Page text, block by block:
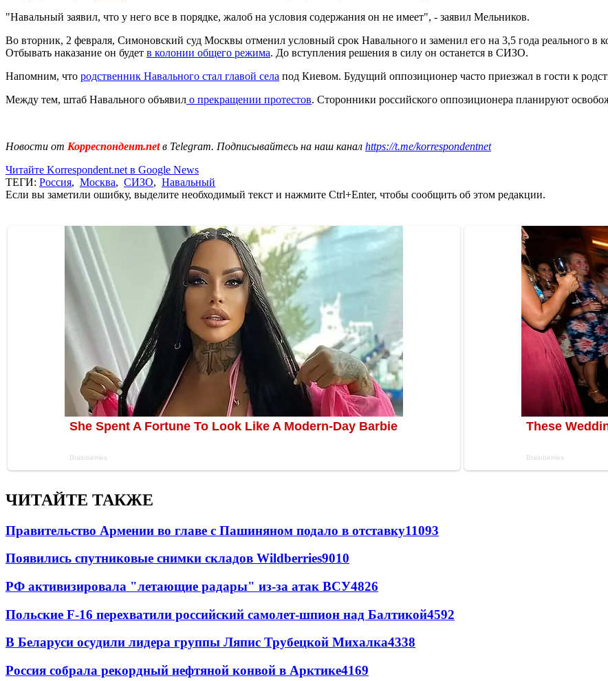
"Навальный заявил, что у него все в порядке, жалоб на условия содержания он не имеет", - заявил Мельников.
Во вторник, 2 февраля, Симоновский суд Москвы отменил условный срок Навального и заменил его на 3,5 года реального в
Отбывать наказание он будет в колонии общего режима. До вступления решения в силу он останется в СИЗО.
Напомним, что родственник Навального стал главой села под Киевом. Будущий оппозиционер часто приезжал в гости к
Между тем, штаб Навального объявил о прекращении протестов. Сторонники российского оппозиционера планируют
Новости от Корреспондент.netв Telegram. Подписывайтесь на наш канал https://t.me/korrespondentnet
Читайте Korrespondent.net в Google News
ТЕГИ: Россия, Москва, СИЗО, Навальный
Если вы заметили ошибку, выделите необходимый текст и нажмите Ctrl+Enter, чтобы сообщить об этом редакции.
ЧИТАЙТЕ ТАКЖЕ
Правительство Армении во главе с Пашиняном подало в отставку11093
Появились спутниковые снимки складов Wildberries9010
РФ активизировала "летающие радары" из-за атак ВСУ4826
Польские F-16 перехватили российский самолет-шпион над Балтикой4592
В Беларуси осудили лидера группы Ляпис Трубецкой Михалка4338
Россия собрала рекордный нефтяной конвой в Арктике4169